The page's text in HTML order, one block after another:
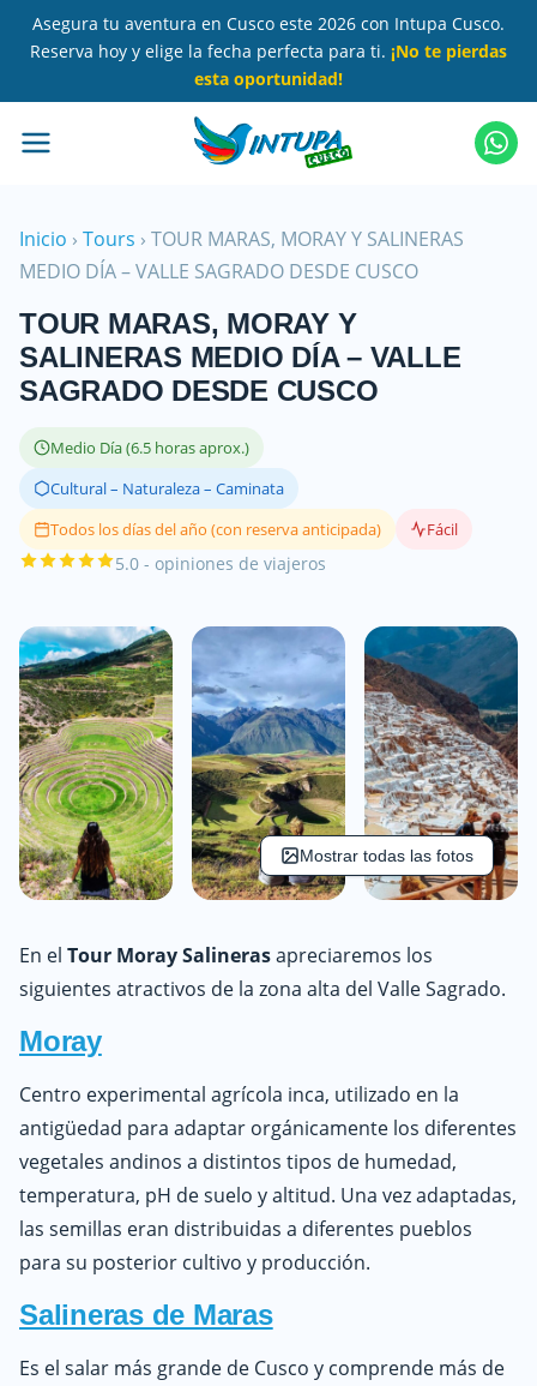
SaltarAsegura tu aventura en Cusco este 2026 con Intupa Cusco.
Reserva hoy y elige la fecha perfecta para ti. ¡No te pierdas
esta oportunidad!
Inicio › Tours › TOUR MARAS, MORAY Y SALINERAS
MEDIO DÍA – VALLE SAGRADO DESDE CUSCO
TOUR MARAS, MORAY Y
SALINERAS MEDIO DÍA – VALLE
SAGRADO DESDE CUSCO
Medio Día (6.5 horas aprox.)
Cultural – Naturaleza – Caminata
Todos los días del año (con reserva anticipada)
Fácil
5.0 - opiniones de viajeros
Mostrar todas las fotos
En el Tour Moray Salinerasapreciaremos los
siguientes atractivos de la zona alta del Valle Sagrado.
Moray
Centro experimental agrícola inca, utilizado en la
antigüedad para adaptar orgánicamente los diferentes
vegetales andinos a distintos tipos de humedad,
temperatura, pH de suelo y altitud. Una vez adaptadas,
las semillas eran distribuidas a diferentes pueblos
para su posterior cultivo y producción.
Salineras de Maras
Es el salar más grande de Cusco y comprende más de